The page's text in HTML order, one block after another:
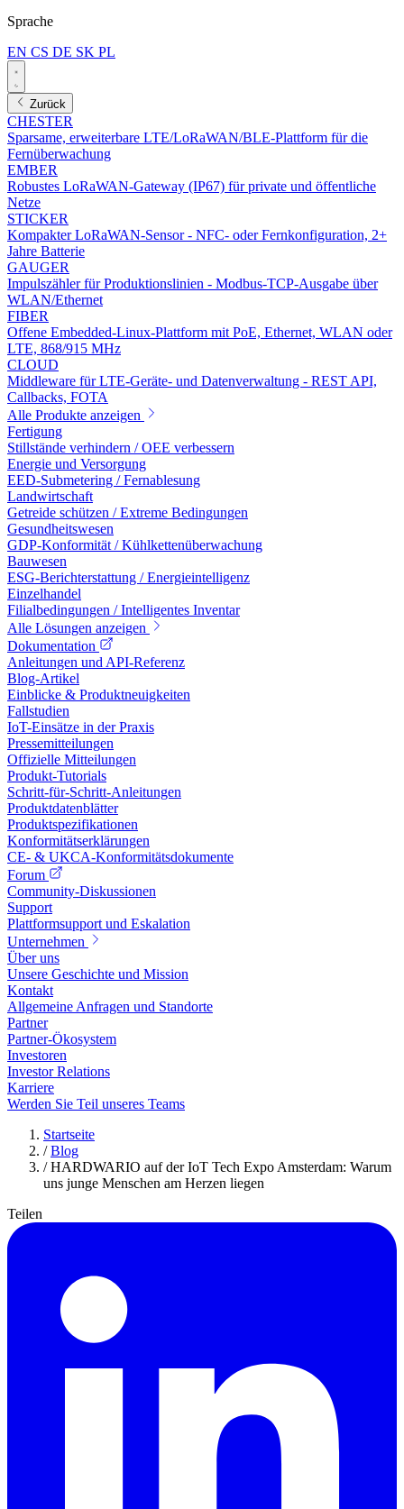
Sprache
EN CS DE SK PL
Zurück
CHESTER
Sparsame, erweiterbare LTE/LoRaWAN/BLE-Plattform für die
Fernüberwachung
EMBER
Robustes LoRaWAN-Gateway (IP67) für private und öffentliche
Netze
STICKER
Kompakter LoRaWAN-Sensor - NFC- oder Fernkonfiguration, 2+
Jahre Batterie
GAUGER
Impulszähler für Produktionslinien - Modbus-TCP-Ausgabe über
WLAN/Ethernet
FIBER
Offene Embedded-Linux-Plattform mit PoE, Ethernet, WLAN oder
LTE, 868/915 MHz
CLOUD
Middleware für LTE-Geräte- und Datenverwaltung - REST API,
Callbacks, FOTA
Alle Produkte anzeigen
Fertigung
Stillstände verhindern / OEE verbessern
Energie und Versorgung
EED-Submetering / Fernablesung
Landwirtschaft
Getreide schützen / Extreme Bedingungen
Gesundheitswesen
GDP-Konformität / Kühlkettenüberwachung
Bauwesen
ESG-Berichterstattung / Energieintelligenz
Einzelhandel
Filialbedingungen / Intelligentes Inventar
Alle Lösungen anzeigen
Dokumentation
Anleitungen und API-Referenz
Blog-Artikel
Einblicke & Produktneuigkeiten
Fallstudien
IoT-Einsätze in der Praxis
Pressemitteilungen
Offizielle Mitteilungen
Produkt-Tutorials
Schritt-für-Schritt-Anleitungen
Produktdatenblätter
Produktspezifikationen
Konformitätserklärungen
CE- & UKCA-Konformitätsdokumente
Forum
Community-Diskussionen
Support
Plattformsupport und Eskalation
Unternehmen
Über uns
Unsere Geschichte und Mission
Kontakt
Allgemeine Anfragen und Standorte
Partner
Partner-Ökosystem
Investoren
Investor Relations
Karriere
Werden Sie Teil unseres Teams
Startseite
/ Blog
/ HARDWARIO auf der IoT Tech Expo Amsterdam: Warum
uns junge Menschen am Herzen liegen
Teilen